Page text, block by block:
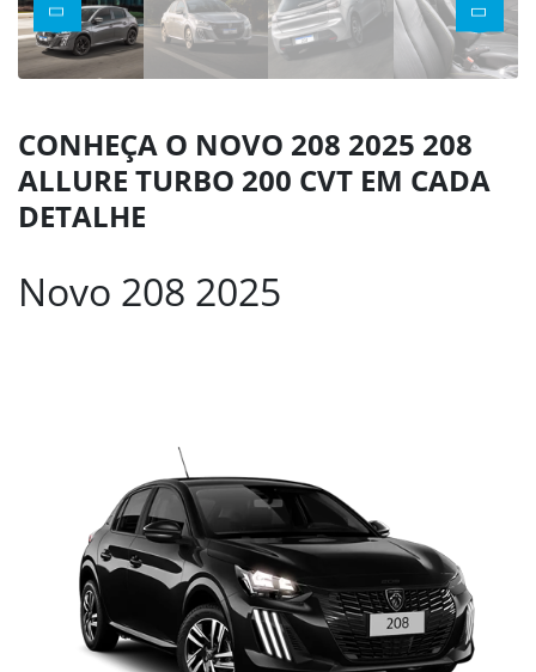
CONHEÇA O NOVO 208 2025 208
ALLURE TURBO 200 CVT EM CADA
DETALHE
Novo 208 2025